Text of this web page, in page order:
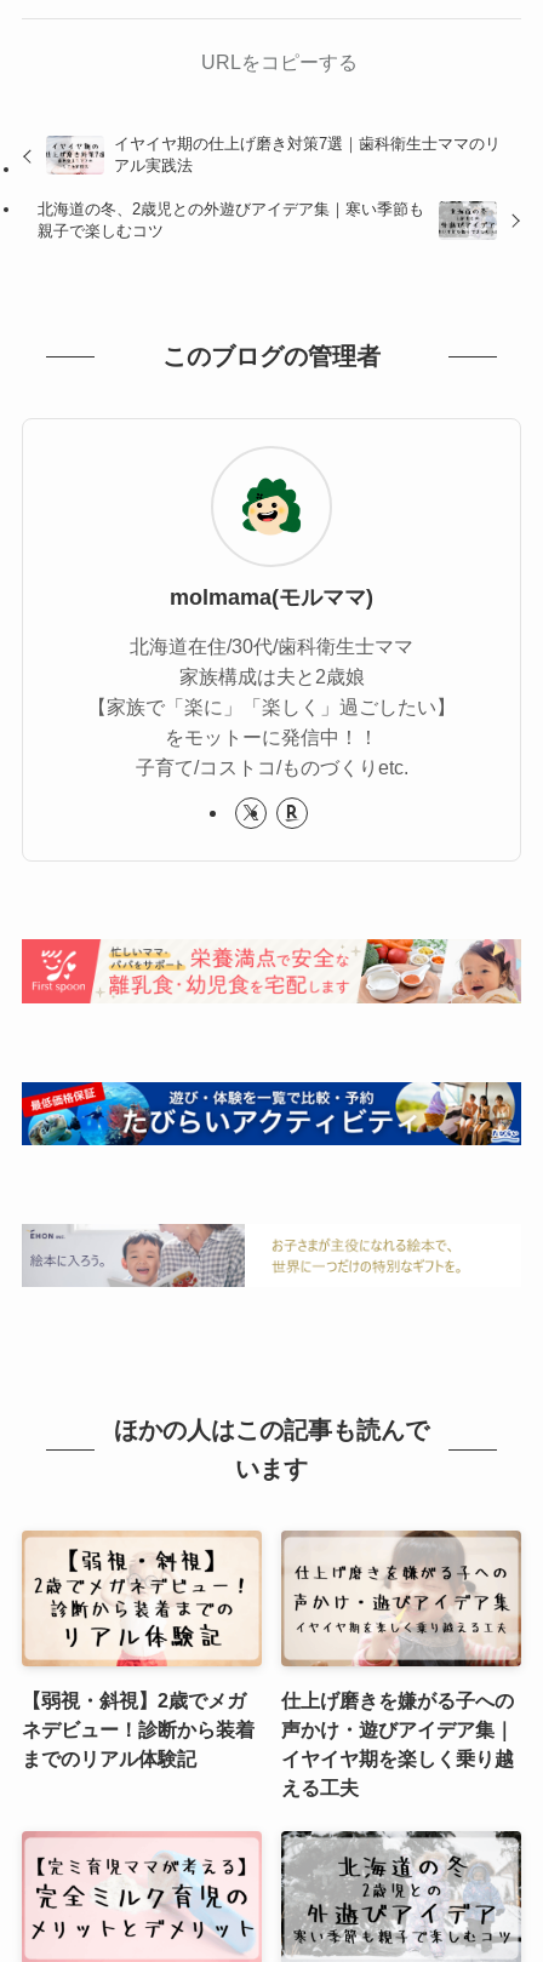
URLをコピーする
イヤイヤ期の仕上げ磨き対策7選｜歯科衛生士ママのリ
アル実践法
北海道の冬、2歳児との外遊びアイデア集｜寒い季節も
親子で楽しむコツ
このブログの管理者
molmama(モルママ)
北海道在住/30代/歯科衛生士ママ
家族構成は夫と2歳娘
【家族で「楽に」「楽しく」過ごしたい】
をモットーに発信中！！
子育て/コストコ/ものづくりetc.
ほかの人はこの記事も読んで
います
【弱視・斜視】2歳でメガ
ネデビュー！診断から装着
までのリアル体験記
仕上げ磨きを嫌がる子への
声かけ・遊びアイデア集｜
イヤイヤ期を楽しく乗り越
える工夫